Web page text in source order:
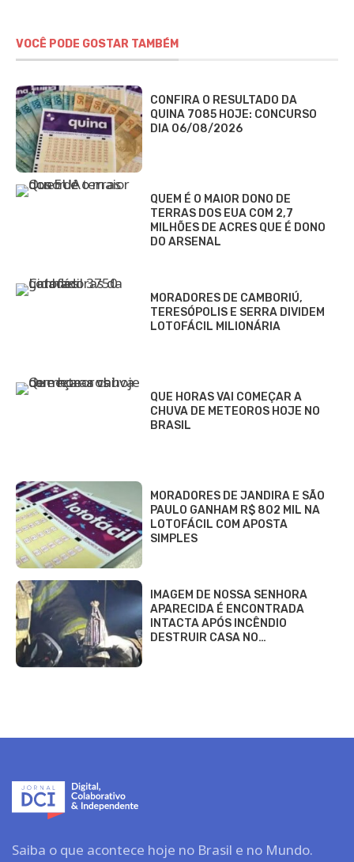
VOCÊ PODE GOSTAR TAMBÉM
CONFIRA O RESULTADO DA
QUINA 7085 HOJE: CONCURSO
DIA 06/08/2026
QUEM É O MAIOR DONO DE
TERRAS DOS EUA COM 2,7
MILHÕES DE ACRES QUE É DONO
DO ARSENAL
MORADORES DE CAMBORIÚ,
TERESÓPOLIS E SERRA DIVIDEM
LOTOFÁCIL MILIONÁRIA
QUE HORAS VAI COMEÇAR A
CHUVA DE METEOROS HOJE NO
BRASIL
MORADORES DE JANDIRA E SÃO
PAULO GANHAM R$ 802 MIL NA
LOTOFÁCIL COM APOSTA
SIMPLES
IMAGEM DE NOSSA SENHORA
APARECIDA É ENCONTRADA
INTACTA APÓS INCÊNDIO
DESTRUIR CASA NO…
Saiba o que acontece hoje no Brasil e no Mundo.